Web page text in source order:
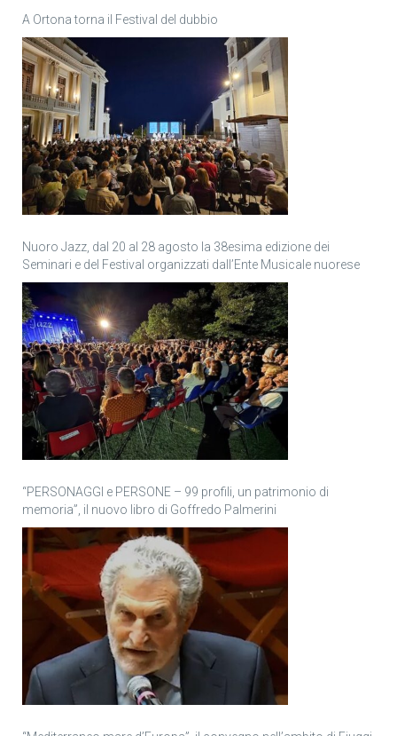
A Ortona torna il Festival del dubbio
Nuoro Jazz, dal 20 al 28 agosto la 38esima edizione dei
Seminari e del Festival organizzati dall’Ente Musicale nuorese
“PERSONAGGI e PERSONE – 99 profili, un patrimonio di
memoria”, il nuovo libro di Goffredo Palmerini